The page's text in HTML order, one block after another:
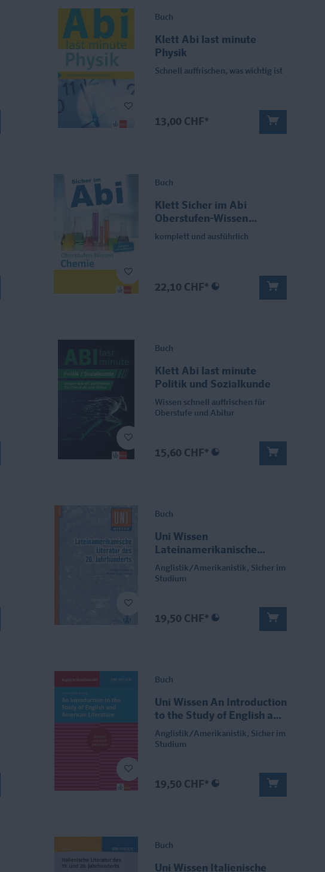
Buch
Klett Abi last minute
Physik
Schnell auffrischen, was wichtig ist
13,00 CHF*
Buch
Klett Sicher im Abi
Oberstufen-Wissen
Chemie
komplett und ausführlich
22,10 CHF*
Buch
Klett Abi last minute
Politik und Sozialkunde
Wissen schnell auffrischen für
Oberstufe und Abitur
15,60 CHF*
Buch
Uni Wissen
Lateinamerikanische
Literatur des 20.
Jahrhunderts
Anglistik/Amerikanistik, Sicher im
Studium
19,50 CHF*
Buch
Uni Wissen An Introduction
to the Study of English and
American Literature
Anglistik/Amerikanistik, Sicher im
Studium
19,50 CHF*
Buch
Uni Wissen Italienische